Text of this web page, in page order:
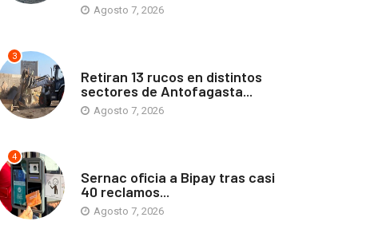
Agosto 7, 2026
3
Retiran 13 rucos en distintos
sectores de Antofagasta...
Agosto 7, 2026
4
Sernac oficia a Bipay tras casi
40 reclamos...
Agosto 7, 2026